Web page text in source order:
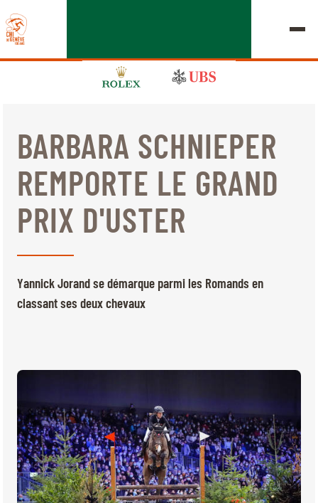
ÉDITION 2026
LE CHIG
MULTIMÉDIA
LIENS RAPIDES
DÉPARTS & RÉSULTATS
Jeudi, 17 Septembre 2026
BARBARA SCHNIEPER
REMPORTE LE GRAND
PRIX D'USTER
Yannick Jorand se démarque parmi les Romands en
classant ses deux chevaux